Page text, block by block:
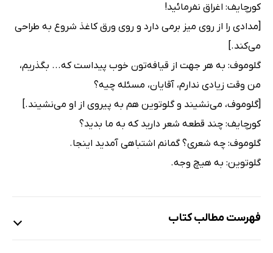
کورچایف: اغراق نفرمائید!
[مدادی را از روی میز برمی دارد و روی ورق کاغذ شروع به طراحی
می‌کند.]
گلوموف: به هر جهت از قیافه‌تون خوب پیداست که... بگذریم،
من وقت زیادی ندارم، آقایان، مسئله چیه؟
[گلوموف، می‌نشیند و گلوتوین هم به پیروی از او می‌نشیند.]
کورچایف: چند قطعه شعر دارید که به ما بدید؟
گلوموف: چه شعری؟ گمانم اشتباهی آمدید اینجا.
گلوتوین: به هیچ وجه.
فهرست مطالب کتاب